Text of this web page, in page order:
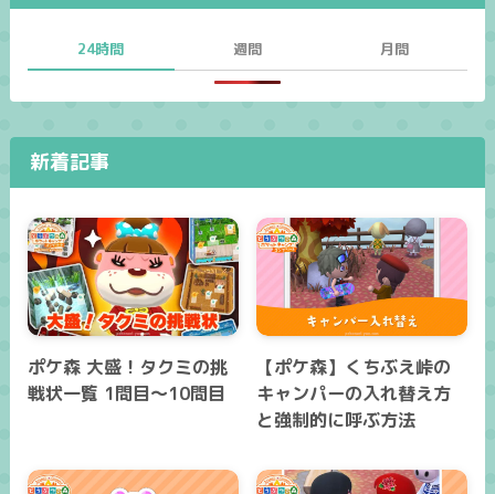
24時間 週間 月間
新着記事
ポケ森 大盛！タクミの挑
戦状一覧 1問目～10問目
【ポケ森】くちぶえ峠の
キャンパーの入れ替え方
と強制的に呼ぶ方法